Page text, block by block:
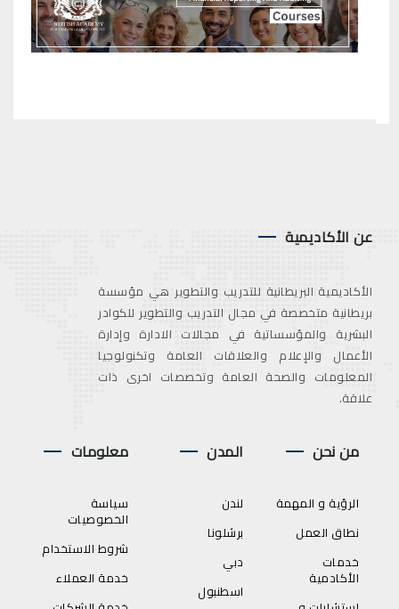
عن الأكاديمية
الأكاديمية البريطانية للتدريب والتطوير هي مؤسسة
بريطانية متخصصة في مجال التدريب والتطوير للكوادر
البشرية والمؤسساتية في مجالات الادارة وإدارة
الأعمال والإعلام والعلاقات العامة وتكنولوجيا
المعلومات والصحة العامة وتخصصات اخرى ذات
علاقة.
من نحن
الرؤية و المهمة
نطاق العمل
خدمات
الأكادمية
المدن
لندن
برشلونا
دبي
اسطنبول
معلومات
سياسة
الخصوصيات
شروط الاستخدام
خدمة العملاء